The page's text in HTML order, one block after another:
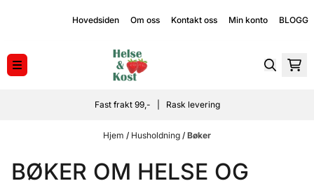
Hopp til innholdHovedsiden Om oss Kontakt oss Min konto BLOGG
Fast frakt 99,- | Rask levering
Hjem / Husholdning / Bøker
BØKER OM HELSE OG